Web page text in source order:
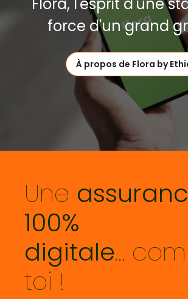
force d'un grand
À propos de Flora by
Une
100%
digitale…
toi !